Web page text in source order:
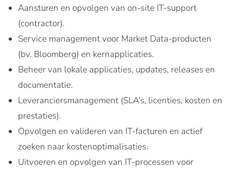
Aansturen en opvolgen van on-site IT-support
(contractor).
Service management voor Market Data-producten
(bv. Bloomberg) en kernapplicaties.
Beheer van lokale applicaties, updates, releases en
documentatie.
Leveranciersmanagement (SLA’s, licenties, kosten en
prestaties).
Opvolgen en valideren van IT-facturen en actief
zoeken naar kostenoptimalisaties.
Uitvoeren en opvolgen van IT-processen voor